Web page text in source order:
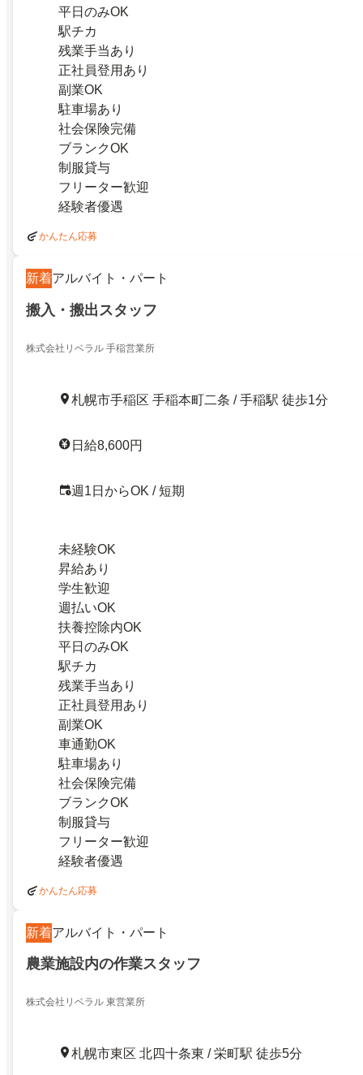
平日のみOK
駅チカ
残業手当あり
正社員登用あり
副業OK
駐車場あり
社会保険完備
ブランクOK
制服貸与
フリーター歓迎
経験者優遇
かんたん応募
新着アルバイト・パート
搬入・搬出スタッフ
株式会社リベラル 手稲営業所
札幌市手稲区 手稲本町二条 / 手稲駅 徒歩1分
日給8,600円
週1日からOK / 短期
未経験OK
昇給あり
学生歓迎
週払いOK
扶養控除内OK
平日のみOK
駅チカ
残業手当あり
正社員登用あり
副業OK
車通勤OK
駐車場あり
社会保険完備
ブランクOK
制服貸与
フリーター歓迎
経験者優遇
かんたん応募
新着アルバイト・パート
農業施設内の作業スタッフ
株式会社リベラル 東営業所
札幌市東区 北四十条東 / 栄町駅 徒歩5分